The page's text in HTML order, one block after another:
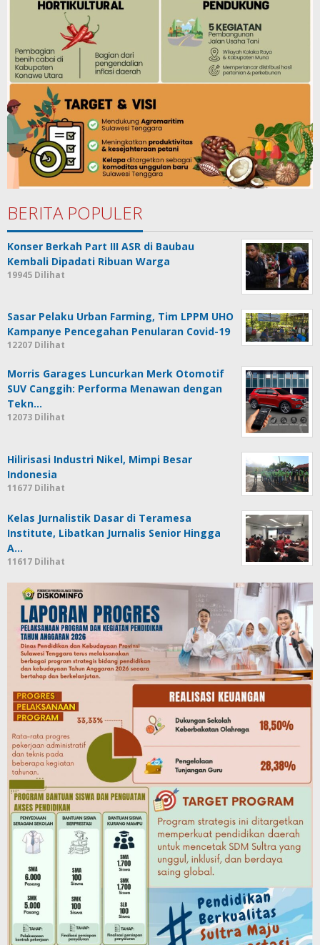
BERITA POPULER
Konser Berkah Part III ASR di Baubau
Kembali Dipadati Ribuan Warga
19945 Dilihat
Sasar Pelaku Urban Farming, Tim LPPM UHO
Kampanye Pencegahan Penularan Covid-19
12207 Dilihat
Morris Garages Luncurkan Merk Otomotif
SUV Canggih: Performa Menawan dengan
Tekn…
12073 Dilihat
Hilirisasi Industri Nikel, Mimpi Besar
Indonesia
11677 Dilihat
Kelas Jurnalistik Dasar di Teramesa
Institute, Libatkan Jurnalis Senior Hingga
A…
11617 Dilihat